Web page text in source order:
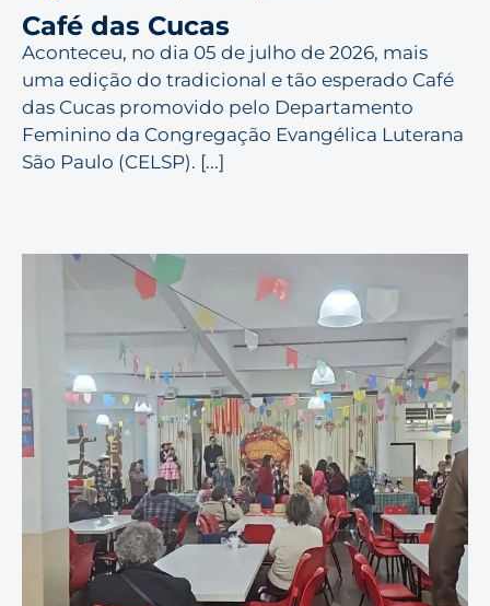
Café das Cucas
Aconteceu, no dia 05 de julho de 2026, mais
uma edição do tradicional e tão esperado Café
das Cucas promovido pelo Departamento
Feminino da Congregação Evangélica Luterana
São Paulo (CELSP). [...]